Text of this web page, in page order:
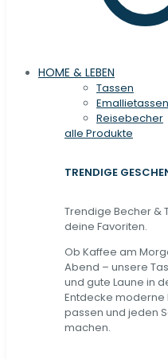
HOME & LEBEN
Tassen
Emallietassen
Reisebecher
alle Produkte
TRENDIGE
Trendige Becher &
deine Favoriten.
Ob Kaffee am
Abend – unsere
und gute Laune in
Entdecke moderne
passen und jeden
machen.